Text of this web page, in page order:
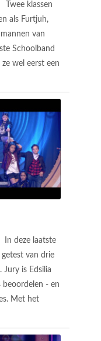
Twee klassen
als Furtjuh,
van
Schoolband
wel eerst een
In deze laatste
van drie
Jury is Edsilia
beoordelen - en
Met het